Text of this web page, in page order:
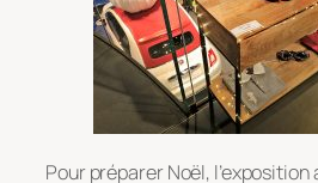
Pour préparer Noël,